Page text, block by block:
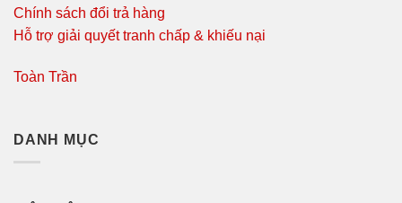
Chính sách đổi trả hàng
Hỗ trợ giải quyết tranh chấp & khiếu nại
Toàn Trần
DANH MỤC